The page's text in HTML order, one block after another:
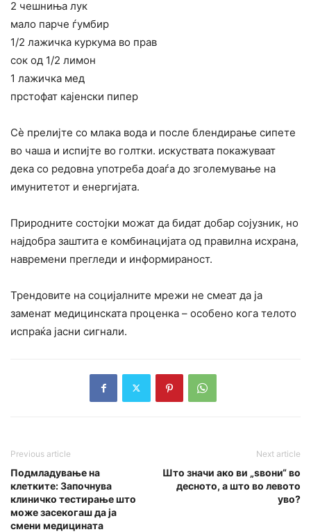
2 чешниња лук
мало парче ѓумбир
1/2 лажичка куркума во прав
сок од 1/2 лимон
1 лажичка мед
прстофат кајенски пипер
Сѐ прелијте со млака вода и после блендирање сипете
во чаша и испијте во голтки. искуствата покажуваат
дека со редовна употреба доаѓа до зголемување на
имунитетот и енергијата.
Природните состојки можат да бидат добар сојузник, но
најдобра заштита е комбинацијата од правилна исхрана,
навремени прегледи и информираност.
Трендовите на социјалните мрежи не смеат да ја
заменат медицинската проценка – особено кога телото
испраќа јасни сигнали.
Previous article
Подмладување на
клетките: Започнува
клиничко тестирање што
може засекогаш да ја
смени медицината
Next article
Што значи ако ви „ѕвони“ во
десното, а што во левото
уво?